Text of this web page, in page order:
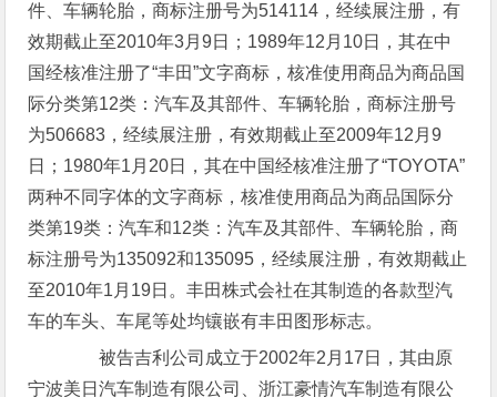
件、车辆轮胎，商标注册号为514114，经续展注册，有
效期截止至2010年3月9日；1989年12月10日，其在中
国经核准注册了“丰田”文字商标，核准使用商品为商品国
际分类第12类：汽车及其部件、车辆轮胎，商标注册号
为506683，经续展注册，有效期截止至2009年12月9
日；1980年1月20日，其在中国经核准注册了“TOYOTA”
两种不同字体的文字商标，核准使用商品为商品国际分
类第19类：汽车和12类：汽车及其部件、车辆轮胎，商
标注册号为135092和135095，经续展注册，有效期截止
至2010年1月19日。丰田株式会社在其制造的各款型汽
车的车头、车尾等处均镶嵌有丰田图形标志。
被告吉利公司成立于2002年2月17日，其由原
宁波美日汽车制造有限公司、浙江豪情汽车制造有限公